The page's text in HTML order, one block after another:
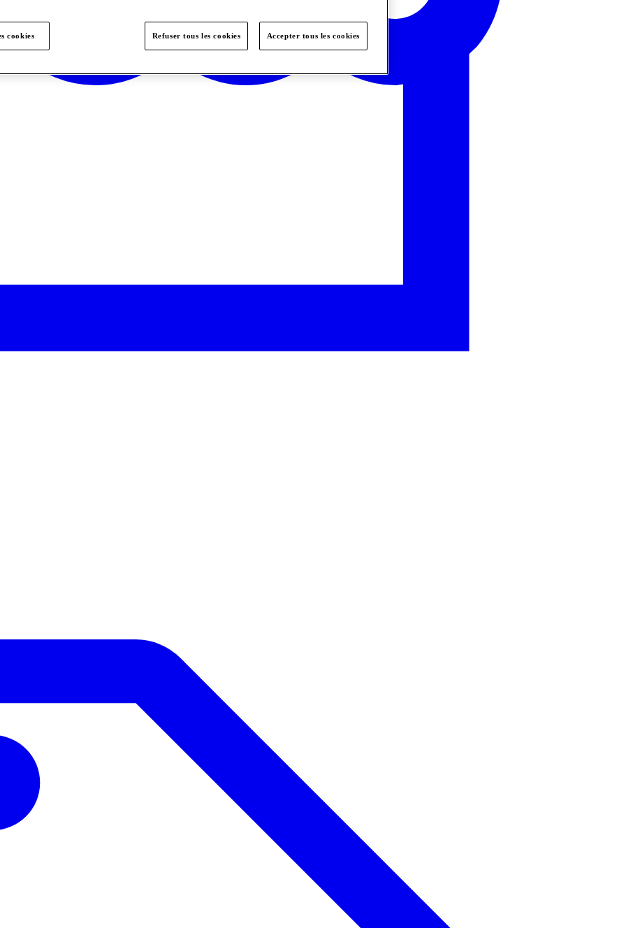
cookies Refuser tous les cookies Accepter tous les cookies